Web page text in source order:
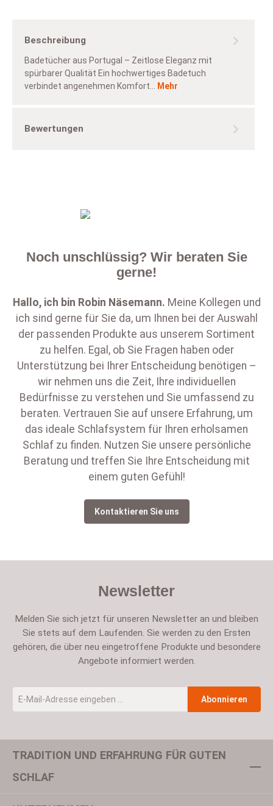
Beschreibung
Badetücher aus Portugal – Zeitlose Eleganz mit
spürbarer Qualität Ein hochwertiges Badetuch
verbindet angenehmen Komfort…
Mehr
Bewertungen
Noch unschlüssig? Wir beraten Sie
gerne!
Hallo, ich bin Robin Näsemann. Meine Kollegen und
ich sind gerne für Sie da, um Ihnen bei der Auswahl
der passenden Produkte aus unserem Sortiment
zu helfen. Egal, ob Sie Fragen haben oder
Unterstützung bei Ihrer Entscheidung benötigen –
wir nehmen uns die Zeit, Ihre individuellen
Bedürfnisse zu verstehen und Sie umfassend zu
beraten. Vertrauen Sie auf unsere Erfahrung, um
das ideale Schlafsystem für Ihren erholsamen
Schlaf zu finden. Nutzen Sie unsere persönliche
Beratung und treffen Sie Ihre Entscheidung mit
einem guten Gefühl!
Kontaktieren Sie uns
Newsletter
Melden Sie sich jetzt für unseren Newsletter an und bleiben
Sie stets auf dem Laufenden. Sie werden zu den Ersten
gehören, die über neu eingetroffene Produkte und besondere
Angebote informiert werden.
Abonnieren
Um weiterzugehen, geben Sie die oben abgebildeten Zeichen ein
TRADITION UND ERFAHRUNG FÜR GUTEN
SCHLAF